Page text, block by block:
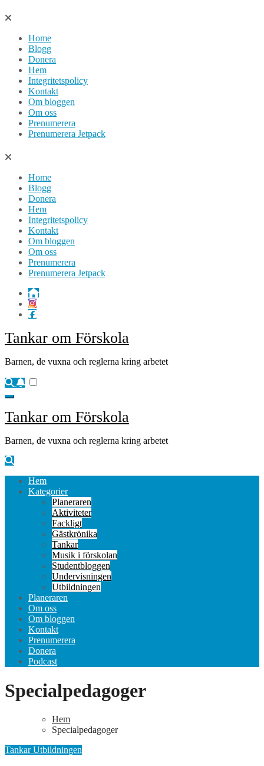
Hoppa
innehållHome
Blogg
Donera
Hem
Integritetspolicy
Kontakt
Om bloggen
Om oss
Prenumerera
Prenumerera Jetpack
Home
Blogg
Donera
Hem
Integritetspolicy
Kontakt
Om bloggen
Om oss
Prenumerera
Prenumerera Jetpack
Tankar om Förskola
Barnen, de vuxna och reglerna kring arbetet
Tankar om Förskola
Barnen, de vuxna och reglerna kring arbetet
Hem
Kategorier
Planeraren
Aktiviteter
Fackligt
Gästkrönika
Tankar
Musik i förskolan
Studentbloggen
Undervisningen
Utbildningen
Planeraren
Om oss
Om bloggen
Kontakt
Prenumerera
Donera
Podcast
Specialpedagoger
Hem
Specialpedagoger
TankarUtbildningen